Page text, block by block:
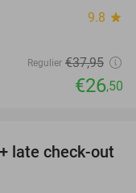
9.8 star
Regulier €37,95
€26,50
41%
late check-out